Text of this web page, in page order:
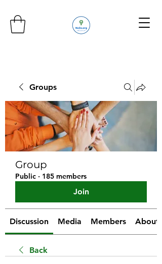
Groups
Group
Public · 185 members
Join
Discussion Media Members About
Back